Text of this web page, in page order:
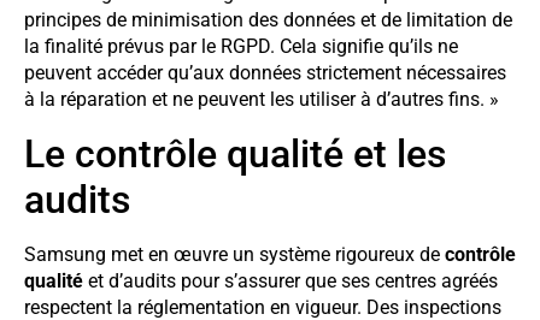
principes de minimisation des données et de limitation de
la finalité prévus par le RGPD. Cela signifie qu’ils ne
peuvent accéder qu’aux données strictement nécessaires
à la réparation et ne peuvent les utiliser à d’autres fins. »
Le contrôle qualité et les
audits
Samsung met en œuvre un système rigoureux de contrôle
qualité et d’audits pour s’assurer que ses centres agréés
respectent la réglementation en vigueur. Des inspections